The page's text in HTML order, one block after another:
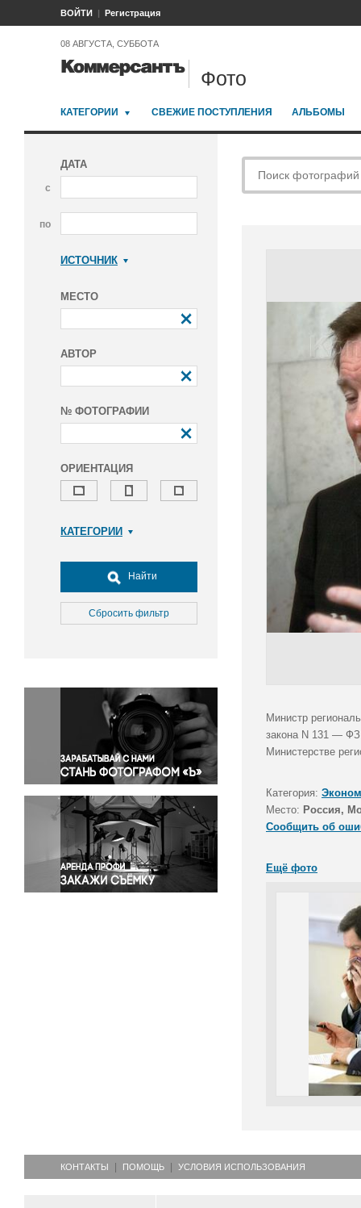
ВОЙТИ Регистрация
08 АВГУСТА, СУББОТА
Фото
КАТЕГОРИИ СВЕЖИЕ ПОСТУПЛЕНИЯ АЛЬБОМЫ
ДАТА
с
по
ИСТОЧНИК
МЕСТО
АВТОР
№ ФОТОГРАФИИ
ОРИЕНТАЦИЯ
КАТЕГОРИИ
Досуг, туризм и отдых
Культура
Медицина
Окружающая среда
Политика
Правосудие
Происшествия и конфликты
Религия
Светская жизнь
Спорт
Экология
Экономика и бизнес
Найти
Сбросить фильтр
Министр
закона N 131 — ФЗ
Министерстве
Категория:
Место: Россия,
Сообщить об
Ещё фото
КОНТАКТЫ ПОМОЩЬ УСЛОВИЯ ИСПОЛЬЗОВАНИЯ